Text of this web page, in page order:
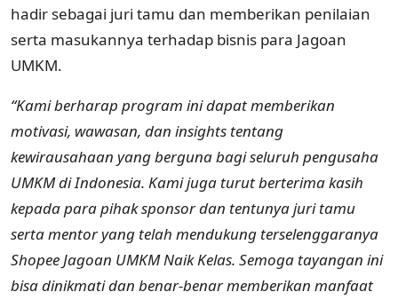
hadir sebagai juri tamu dan memberikan penilaian
serta masukannya terhadap bisnis para Jagoan
UMKM.
“Kami berharap program ini dapat memberikan
motivasi, wawasan, dan insights tentang
kewirausahaan yang berguna bagi seluruh pengusaha
UMKM di Indonesia. Kami juga turut berterima kasih
kepada para pihak sponsor dan tentunya juri tamu
serta mentor yang telah mendukung terselenggaranya
Shopee Jagoan UMKM Naik Kelas. Semoga tayangan ini
bisa dinikmati dan benar-benar memberikan manfaat